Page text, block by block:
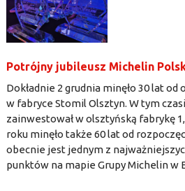
Potrójny jubileusz Michelin
Dokładnie 2 grudnia minęło 30 lat
w fabryce Stomil Olsztyn. W tym
zainwestował w olsztyńską fabrykę
roku minęło także 60 lat od
obecnie jest jednym z
punktów na mapie Grupy Michelin w